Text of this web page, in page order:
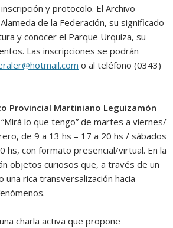
y protocolo. El Archivo
de la Federación, su significado
y conocer el Parque Urquiza, su
Las inscripciones se podrán
o al teléfono (0343)
Provincial Martiniano Leguizamón
lo que tengo” de martes a viernes/
de 9 a 13 hs – 17 a 20 hs / sábados
hs, con formato presencial/virtual. En la
objetos curiosos que, a través de un
una rica transversalización hacia
charla activa que propone